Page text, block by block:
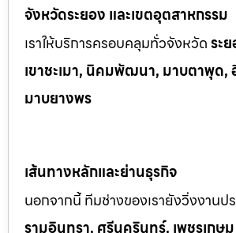
จังหวัดระยอง และเขตอุตสาหกรรม
เราให้บริการครอบคลุมทั่วจังหวัดระ
เขาชะเมา, นิคมพัฒนา, มาบตาพุด,
มาบยางพร
เส้นทางหลักและย่านธุรกิจ
นอกจากนี้ ทีมช่างของเรายังวิ่งงานป
รามอินทรา, ศรีนครินทร์, เพชรเก